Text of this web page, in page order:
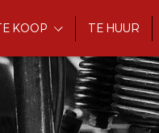
KOOP TE HUUR